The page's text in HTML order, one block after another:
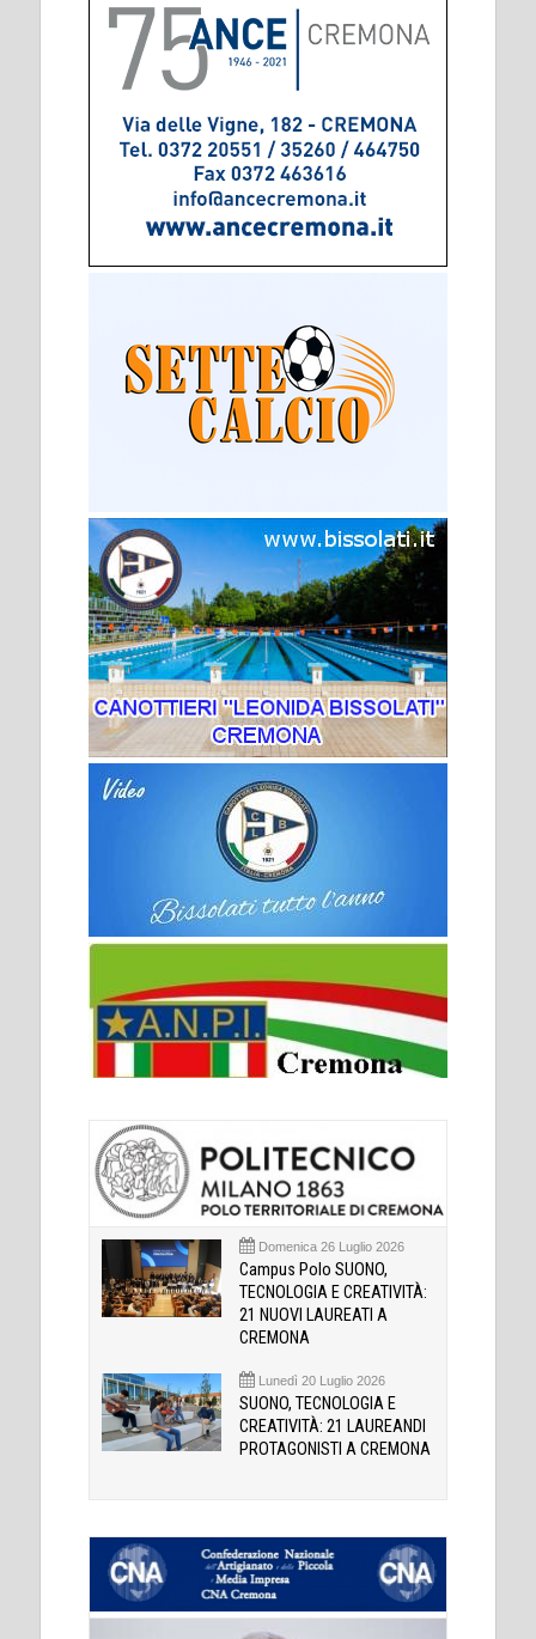
Domenica 26 Luglio 2026
Campus Polo SUONO,
TECNOLOGIA E CREATIVITÀ:
21 NUOVI LAUREATI A
CREMONA
Lunedì 20 Luglio 2026
SUONO, TECNOLOGIA E
CREATIVITÀ: 21 LAUREANDI
PROTAGONISTI A CREMONA